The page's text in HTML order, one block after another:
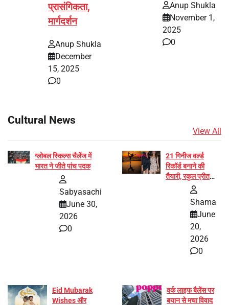
प्रासंगिकता,
मार्गदर्शन
Anup Shukla
December
15, 2025
0
Anup Shukla
November 1,
2025
0
Cultural News
View All
ग्लोबल स्किल्स चैलेंज में
भारत ने जीते पांच पदक
Sabyasachi
June 30,
2026
0
21 गिनीज वर्ल्ड
रिकॉर्ड बनाने की
तैयारी, रकुल प्रीत
और प्रज्ञा जायसवाल
बनीं योग अभियान का
Shama
June
20,
2026
0
Eid Mubarak
Wishes और
वर्क लाइफ बैलेंस पर
बयान से मचा विवाद